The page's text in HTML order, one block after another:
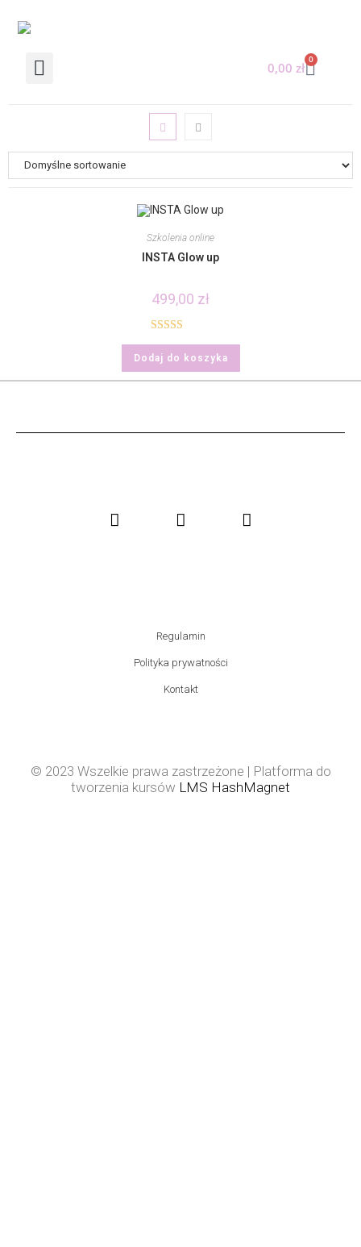
0,00 zł
0
Szkolenia online
INSTA Glow up
499,00 zł
Oceniono
5.00 na 5
Dodaj do koszyka
Regulamin
Polityka prywatności
Kontakt
© 2023 Wszelkie prawa zastrzeżone | Platforma do
tworzenia kursów LMS HashMagnet